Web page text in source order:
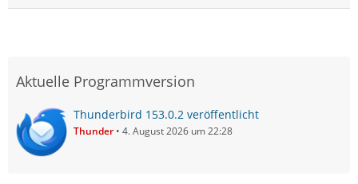
Aktuelle Programmversion
Thunderbird 153.0.2 veröffentlicht
Thunder 4. August 2026 um 22:28